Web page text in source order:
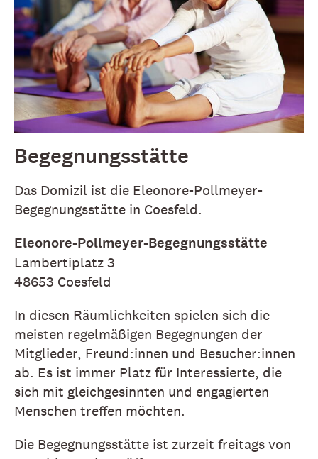
Begegnungsstätte
Das Domizil ist die Eleonore-Pollmeyer-
Begegnungsstätte in Coesfeld.
Eleonore-Pollmeyer-Begegnungsstätte
Lambertiplatz 3
48653 Coesfeld
In diesen Räumlichkeiten spielen sich die
meisten regelmäßigen Begegnungen der
Mitglieder, Freund:innen und Besucher:innen
ab. Es ist immer Platz für Interessierte, die
sich mit gleichgesinnten und engagierten
Menschen treffen möchten.
Die Begegnungsstätte ist zurzeit freitags von